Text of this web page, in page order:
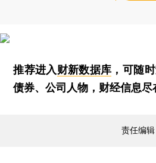
推荐进入财新数据库 ，可随
债券、公司人物，财经信息尽
责任编